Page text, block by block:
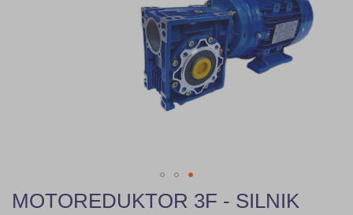
Skip
to
MOTOREDUKTOR 3F - SILNIK